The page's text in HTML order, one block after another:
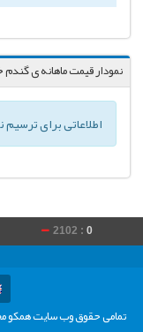
نمودار قیمت ماهانه ی
اطلاعاتی برای
2102 : 0
تمامی حقوق وب سایت همکو